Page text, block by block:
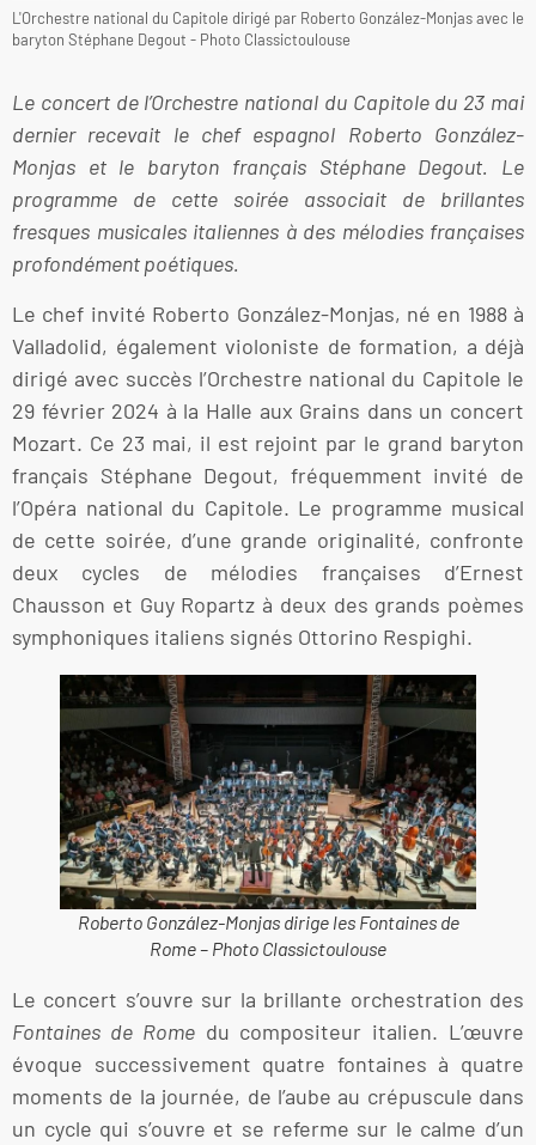
L'Orchestre national du Capitole dirigé par Roberto González-Monjas avec le
baryton Stéphane Degout - Photo Classictoulouse
Le concert de l’Orchestre national du Capitole du 23 mai
dernier recevait le chef espagnol Roberto González-
Monjas et le baryton français Stéphane Degout. Le
programme de cette soirée associait de brillantes
fresques musicales italiennes à des mélodies françaises
profondément poétiques.
Le chef invité Roberto González-Monjas, né en 1988 à
Valladolid, également violoniste de formation, a déjà
dirigé avec succès l’Orchestre national du Capitole le
29 février 2024 à la Halle aux Grains dans un concert
Mozart. Ce 23 mai, il est rejoint par le grand baryton
français Stéphane Degout, fréquemment invité de
l’Opéra national du Capitole. Le programme musical
de cette soirée, d’une grande originalité, confronte
deux cycles de mélodies françaises d’Ernest
Chausson et Guy Ropartz à deux des grands poèmes
symphoniques italiens signés Ottorino Respighi.
Roberto González-Monjas dirige les Fontaines de
Rome – Photo Classictoulouse
Le concert s’ouvre sur la brillante orchestration des
Fontaines de Romedu compositeur italien. L’œuvre
évoque successivement quatre fontaines à quatre
moments de la journée, de l’aube au crépuscule dans
un cycle qui s’ouvre et se referme sur le calme d’un